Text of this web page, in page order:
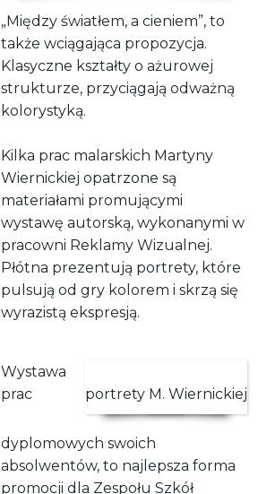
„Między światłem, a cieniem”, to
także wciągająca propozycja.
Klasyczne kształty o ażurowej
strukturze, przyciągają odważną
kolorystyką.
Kilka prac malarskich Martyny
Wiernickiej opatrzone są
materiałami promującymi
wystawę autorską, wykonanymi w
pracowni Reklamy Wizualnej.
Płótna prezentują portrety, które
pulsują od gry kolorem i skrzą się
wyrazistą ekspresją.
portrety M. Wiernickiej
Wystawa
prac
dyplomowych swoich
absolwentów, to najlepsza forma
promocji dla Zespołu Szkół